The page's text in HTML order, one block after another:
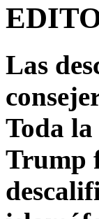
Las
Toda
Trump